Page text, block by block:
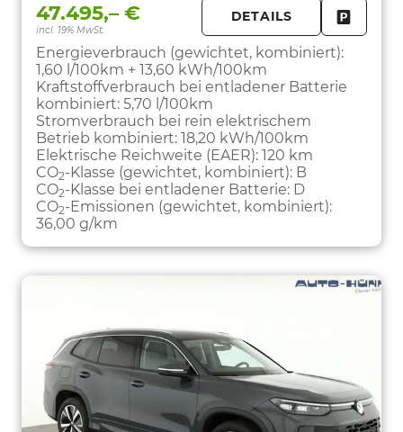
47.495,– €
incl. 19% MwSt.
DETAILS
Energieverbrauch (gewichtet, kombiniert):
1,60 l/100km + 13,60 kWh/100km
Kraftstoffverbrauch bei entladener Batterie
kombiniert: 5,70 l/100km
Stromverbrauch bei rein elektrischem
Betrieb kombiniert: 18,20 kWh/100km
Elektrische Reichweite (EAER): 120 km
CO2-Klasse (gewichtet, kombiniert): B
CO2-Klasse bei entladener Batterie: D
CO2-Emissionen (gewichtet, kombiniert):
36,00 g/km